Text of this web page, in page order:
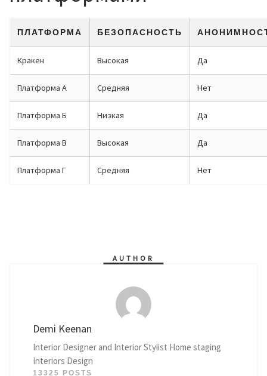
ПЛАТФОРМА БЕЗОПАСНОСТЬ
Кракен Высокая Да
Платформа А Средняя Нет
Платформа Б Низкая Да
Платформа В Высокая Да
Платформа Г Средняя Нет
AUTHOR
Demi Keenan
Interior Designer and Interior Stylist Home staging
Interiors Design
13325 POSTS